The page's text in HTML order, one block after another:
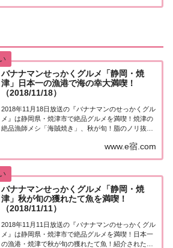
をまとめました！詳しくはこちら！日村さんが「静
バナナマンせっかくグルメ「静岡・焼
津」日本一の漁港で海の幸大満喫！
（2018/11/18）
2018年11月18日放送の『バナナマンのせっかくグル
メ』は静岡県・焼津市で絶品グルメを満喫！焼津の
絶品漁師メシ「海賊焼き」、秋が旬！脂のノリ抜群
せた豪華海鮮丼、焼津で大人気の「プロペラ麺」!?
名物・黒はんべのフライなど、紹介された...
www.e宿.com
バナナマンせっかくグルメ「静岡・焼
津」秋が旬の獲れたて魚を満喫！
（2018/11/11）
2018年11月11日放送の『バナナマンのせっかくグル
メ』は静岡県・焼津市で絶品グルメを満喫！日本一
の漁港・焼津で秋が旬の獲れたて魚！紹介されたお